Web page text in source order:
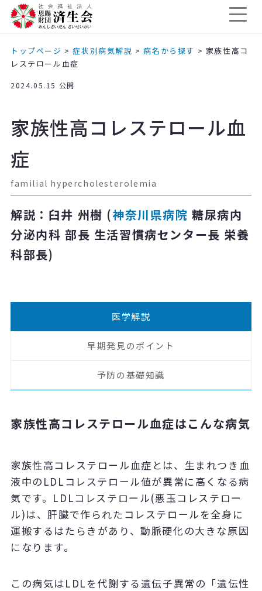
トップページ >症状別病気解説 >病名から探す > 家族性高コ
レステロール血症
2024.05.15 公開
家族性高コレステロール血
症
familial hypercholesterolemia
解説：臼井 州樹 (神奈川県病院 糖尿病内
分泌内科 部長 生活習慣病センター長 栄養
科部長)
医学解説
早期発見のポイント
予防の基礎知識
家族性高コレステロール血症はこんな病気
家族性高コレステロール血症とは、生まれつき血
液中のLDLコレステロール値が異常に高くなる病
気です。LDLコレステロール(悪玉コレステロー
ル)は、肝臓で作られたコレステロールを全身に
運搬するはたらきがあり、動脈硬化の大きな原因
になります。
この病気はLDLを代謝する遺伝子異常の「遺伝性